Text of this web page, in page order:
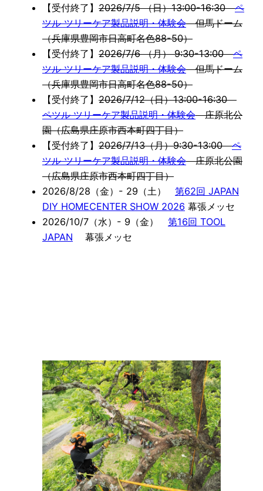
【受付終了】 2026/7/5 （日）13:00-16:30ペ
ツル ツリーケア製品説明・体験会但馬ドーム
（兵庫県豊岡市日高町名色88-50）
【受付終了】 2026/7/6 （月） 9:30-13:00ペ
ツル ツリーケア製品説明・体験会但馬ドーム
（兵庫県豊岡市日高町名色88-50）
【受付終了】 2026/7/12（日）13:00-16:30
ペツル ツリーケア製品説明・体験会庄原北公
園（広島県庄原市西本町四丁目）
【受付終了】 2026/7/13（月）9:30-13:00ペ
ツル ツリーケア製品説明・体験会庄原北公園
（広島県庄原市西本町四丁目）
2026/8/28（金）- 29（土） 第62回 JAPAN
DIY HOMECENTER SHOW 2026 幕張メッセ
2026/10/7（水）- 9（金） 第16回 TOOL
JAPAN 幕張メッセ